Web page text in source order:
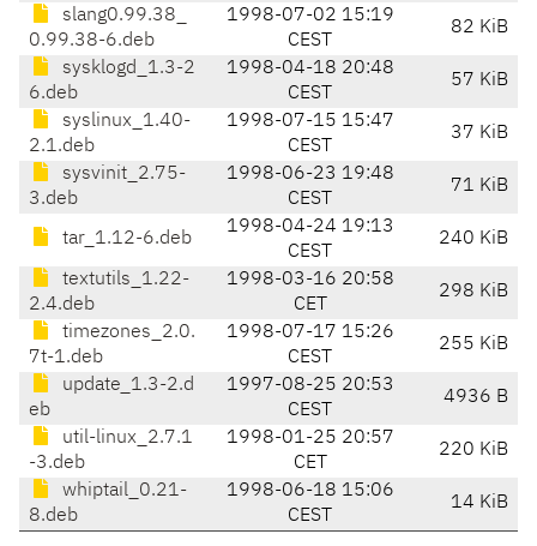
slang0.99.38_
0.99.38-6.deb
1998-07-02 15:19
CEST
82 KiB
sysklogd_1.3-2
6.deb
1998-04-18 20:48
CEST
57 KiB
syslinux_1.40-
2.1.deb
1998-07-15 15:47
CEST
37 KiB
sysvinit_2.75-
3.deb
1998-06-23 19:48
CEST
71 KiB
tar_1.12-6.deb
1998-04-24 19:13
CEST
240 KiB
textutils_1.22-
2.4.deb
1998-03-16 20:58
CET
298 KiB
timezones_2.0.
7t-1.deb
1998-07-17 15:26
CEST
255 KiB
update_1.3-2.d
eb
1997-08-25 20:53
CEST
4936 B
util-linux_2.7.1
-3.deb
1998-01-25 20:57
CET
220 KiB
whiptail_0.21-
8.deb
1998-06-18 15:06
CEST
14 KiB